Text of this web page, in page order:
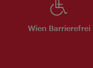
Wien Barrierefrei